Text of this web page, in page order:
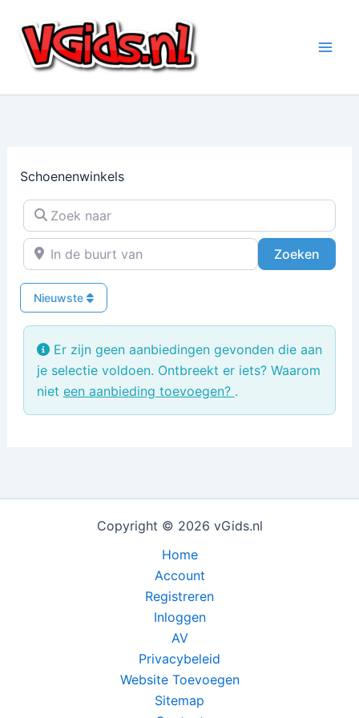
naar
inhoud
Schoenenwinkels
Zoek naar
In de buurt van
Zoeken
Nieuwste
Er zijn geen aanbiedingen gevonden die aan
je selectie voldoen. Ontbreekt er iets? Waarom
niet een aanbieding toevoegen? .
Copyright © 2026 vGids.nl
Home
Account
Registreren
Inloggen
AV
Privacybeleid
Website Toevoegen
Sitemap